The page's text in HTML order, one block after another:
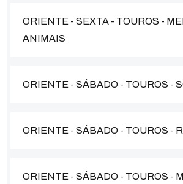
ORIENTE - SEXTA - TOUROS -
ANIMAIS
ORIENTE - SÁBADO - TOUROS -
ORIENTE - SÁBADO - TOUROS -
ORIENTE - SÁBADO - TOUROS -